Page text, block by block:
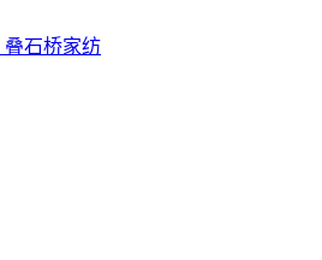
叠石桥家纺